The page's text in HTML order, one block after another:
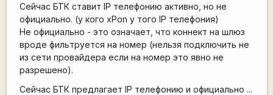
Сейчас БТК ставит IP телефонию активно, но не
официально. (у кого xPon у того IP телефония)
Не официально - это означает, что коннект на шлюз
вроде фильтруется на номер (нельзя подключить не
из сети провайдера если на номер это явно не
разрешено).
Сейчас БТК предлагает IP телефонию и официально ...